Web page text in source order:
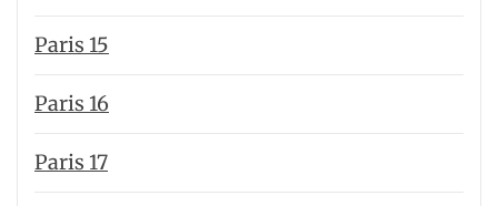
Paris 15
Paris 16
Paris 17